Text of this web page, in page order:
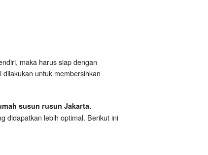
maka harus siap dengan
untuk membersihkan
susun rusun Jakarta.
didapatkan lebih optimal. Berikut ini